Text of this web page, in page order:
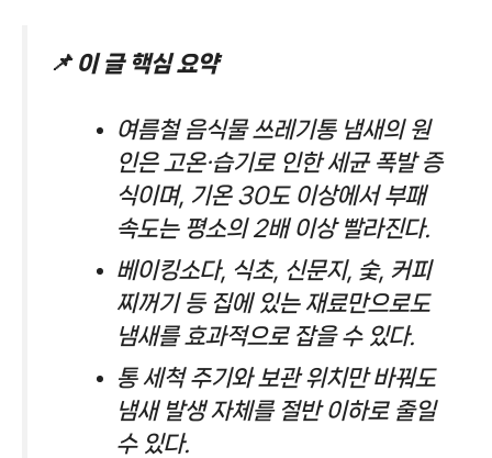
📌 이 글 핵심 요약
여름철 음식물 쓰레기통 냄새의 원
인은 고온·습기로 인한 세균 폭발 증
식이며, 기온 30도 이상에서 부패
속도는 평소의 2배 이상 빨라진다.
베이킹소다, 식초, 신문지, 숯, 커피
찌꺼기 등 집에 있는 재료만으로도
냄새를 효과적으로 잡을 수 있다.
통 세척 주기와 보관 위치만 바꿔도
냄새 발생 자체를 절반 이하로 줄일
수 있다.